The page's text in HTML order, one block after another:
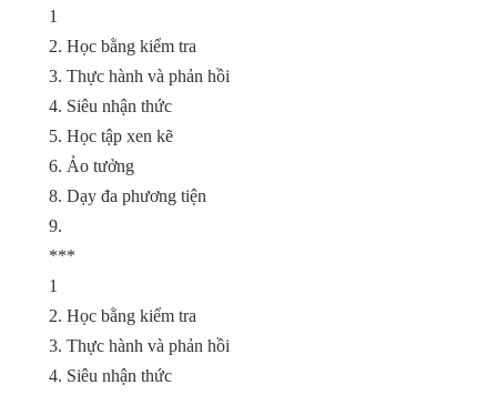
1
2. Học bằng kiểm tra
3. Thực hành và phản hồi
4. Siêu nhận thức
5. Học tập xen kẽ
6. Ảo tưởng
8. Dạy đa phương tiện
9.
***
1
2. Học bằng kiểm tra
3. Thực hành và phản hồi
4. Siêu nhận thức